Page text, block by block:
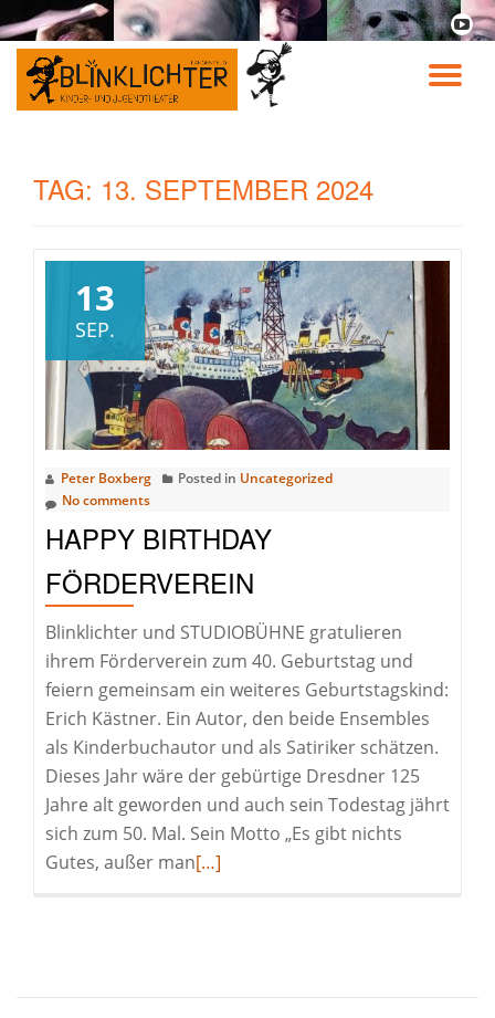
Skip
content
fa-
play
TAG: 13. SEPTEMBER 2024
13
SEP.
Peter Boxberg Posted in Uncategorized
No comments
HAPPY BIRTHDAY
FÖRDERVEREIN
Blinklichter und STUDIOBÜHNE gratulieren
ihrem Förderverein zum 40. Geburtstag und
feiern gemeinsam ein weiteres Geburtstagskind:
Erich Kästner. Ein Autor, den beide Ensembles
als Kinderbuchautor und als Satiriker schätzen.
Dieses Jahr wäre der gebürtige Dresdner 125
Jahre alt geworden und auch sein Todestag jährt
sich zum 50. Mal. Sein Motto „Es gibt nichts
Gutes, außer manRead
Förderverein
[…]